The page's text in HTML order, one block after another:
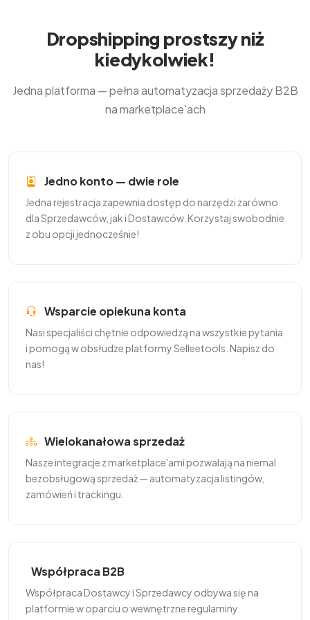
Dropshipping prostszy niż
kiedykolwiek!
Jedna platforma — pełna automatyzacja sprzedaży B2B
na marketplace'ach
Jedno konto — dwie role
Jedna rejestracja zapewnia dostęp do narzędzi zarówno
dla Sprzedawców, jak i Dostawców. Korzystaj swobodnie
z obu opcji jednocześnie!
Wsparcie opiekuna konta
Nasi specjaliści chętnie odpowiedzą na wszystkie pytania
i pomogą w obsłudze platformy Selleetools. Napisz do
nas!
Wielokanałowa sprzedaż
Nasze integracje z marketplace'ami pozwalają na niemal
bezobsługową sprzedaż — automatyzacja listingów,
zamówień i trackingu.
Współpraca B2B
Współpraca Dostawcy i Sprzedawcy odbywa się na
platformie w oparciu o wewnętrzne regulaminy.